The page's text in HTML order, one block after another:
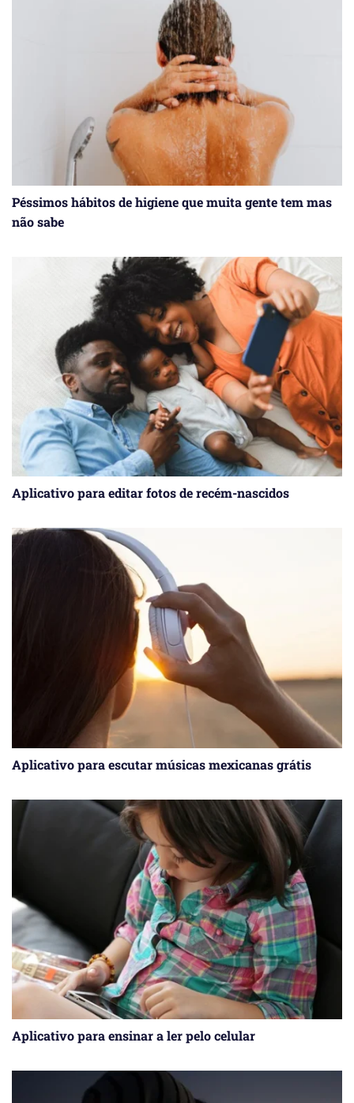
Péssimos hábitos de higiene que muita gente tem mas
não sabe
Aplicativo para editar fotos de recém-nascidos
Aplicativo para escutar músicas mexicanas grátis
Aplicativo para ensinar a ler pelo celular